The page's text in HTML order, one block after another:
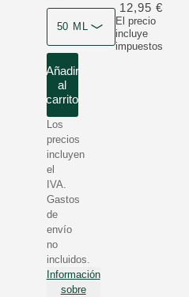
50 ML
El precio
incluye
impuestos
12,95 €
Añadir
al
carrito
Los
precios
incluyen
el
IVA.
Gastos
de
envío
no
incluidos.
Información
sobre